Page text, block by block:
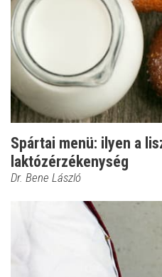
Spártai menü: ilyen a
laktózérzékenység
Dr. Bene László